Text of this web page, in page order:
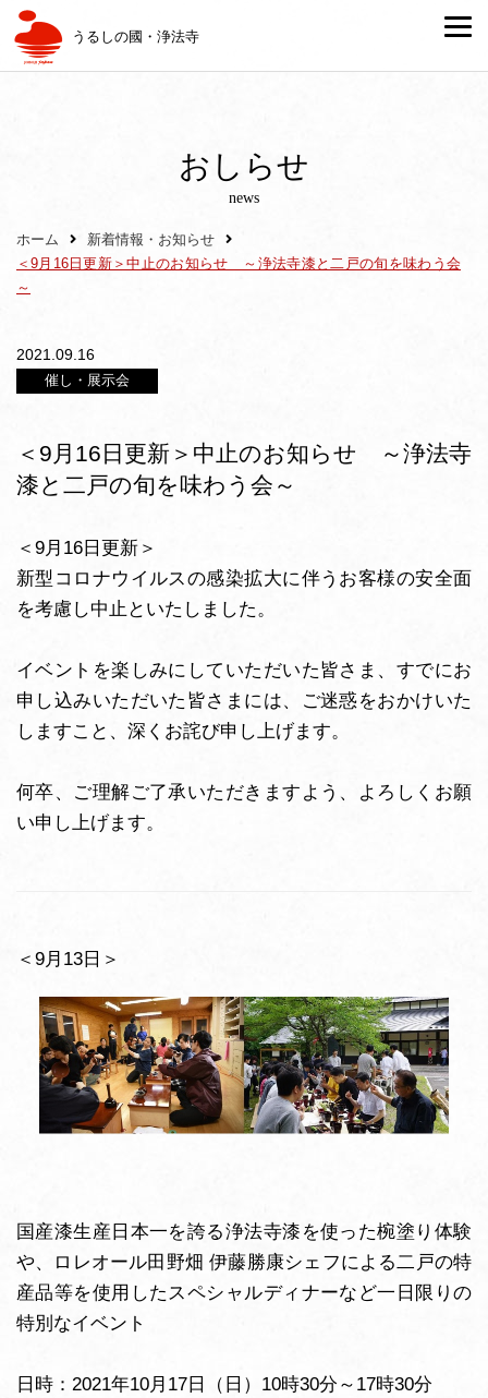
うるしの國・浄法寺
おしらせ
news
ホーム
新着情報・お知らせ
＜9月16日更新＞中止のお知らせ ～浄法寺漆と二戸の旬を味わう会
～
2021.09.16
催し・展示会
＜9月16日更新＞中止のお知らせ ～浄法寺
漆と二戸の旬を味わう会～
＜9月16日更新＞
新型コロナウイルスの感染拡大に伴うお客様の安全面
を考慮し中止といたしました。
イベントを楽しみにしていただいた皆さま、すでにお
申し込みいただいた皆さまには、ご迷惑をおかけいた
しますこと、深くお詫び申し上げます。
何卒、ご理解ご了承いただきますよう、よろしくお願
い申し上げます。
＜9月13日＞
国産漆生産日本一を誇る浄法寺漆を使った椀塗り体験
や、ロレオール田野畑 伊藤勝康シェフによる二戸の特
産品等を使用したスペシャルディナーなど一日限りの
特別なイベント
日時：2021年10月17日（日）10時30分～17時30分